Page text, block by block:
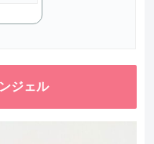
ジェル